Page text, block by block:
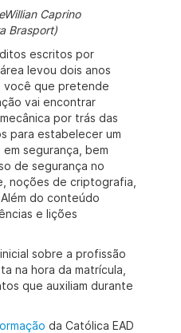
Caprino
Brasport)
escritos por
levou dois anos
você que pretende
vai encontrar
por trás das
para estabelecer um
segurança, bem
de segurança no
noções de criptografia,
do conteúdo
e lições
sobre a profissão
na hora da matrícula,
que auxiliam durante
da Católica EAD